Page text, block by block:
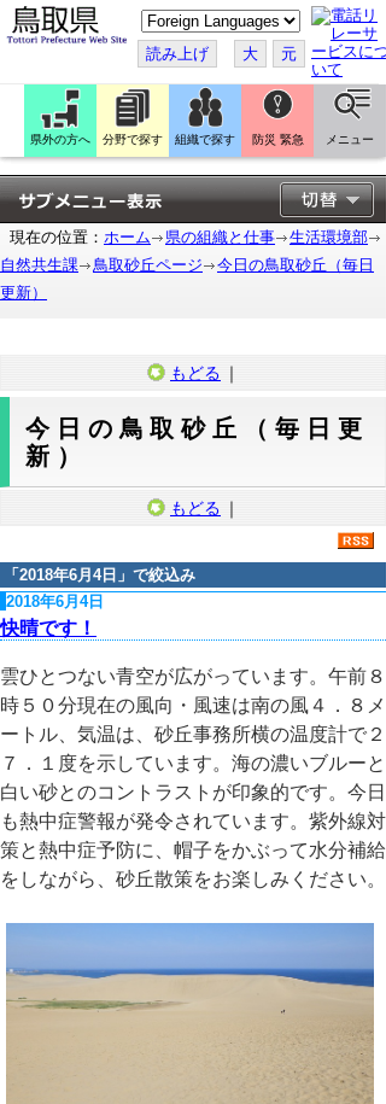
こ
の
ペ
ー
ジ
翻
訳
す
る
読み上げ 大 元
県外の方へ 分野で探す 組織で探す 防災 緊急 メニュー
現在の位置： ホーム 県の組織と仕事
生活環境部
自然共生課
鳥取砂丘ページ
今日の鳥取砂丘（毎日
更新）
もどる ｜
今日の鳥取砂丘（毎日更
新）
もどる ｜
「 2018年6月4日 」で絞込み
2018年6月4日
快晴です！
雲ひとつない青空が広がっています。午前８
時５０分現在の風向・風速は南の風４．８メ
ートル、気温は、砂丘事務所横の温度計で２
７．１度を示しています。海の濃いブルーと
白い砂とのコントラストが印象的です。今日
も熱中症警報が発令されています。紫外線対
策と熱中症予防に、帽子をかぶって水分補給
をしながら、砂丘散策をお楽しみください。